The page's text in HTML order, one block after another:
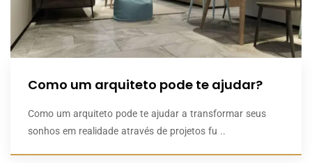
Como um arquiteto pode te ajudar?
Como um arquiteto pode te ajudar a transformar seus
sonhos em realidade através de projetos fu ..